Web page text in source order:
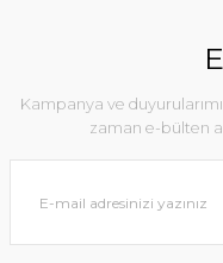
Kampanya ve
zaman e-bülten